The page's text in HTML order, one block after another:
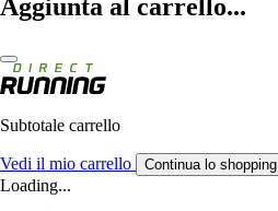
Aggiunta al carrello...
Subtotale carrello
Vedi il mio carrello Continua lo shopping
Loading...